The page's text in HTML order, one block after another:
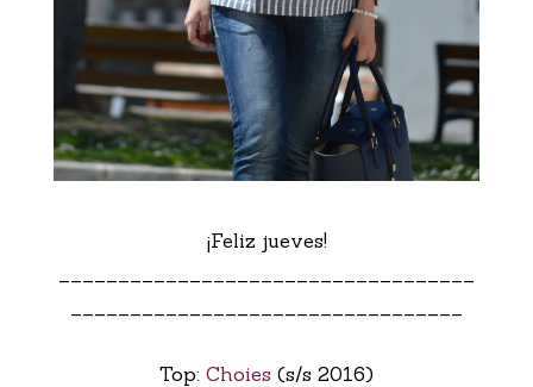
¡Feliz jueves!
Top: Choies (s/s 2016)